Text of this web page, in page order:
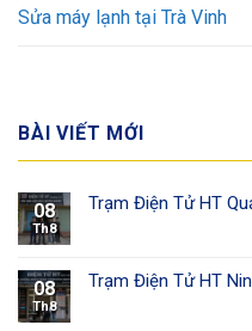
Sửa máy lạnh tại Trà Vinh
BÀI VIẾT MỚI
08
Th8
Trạm Điện Tử HT
08
Th8
Trạm Điện Tử HT